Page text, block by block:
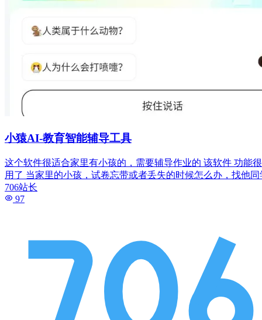
小猿AI-教育智能辅导工具
这个软件很适合家里有小孩的，需要辅导作业的 该软件 功能
用了 当家里的小孩，试卷忘带或者丢失的时候怎么办，找他
706站长
97